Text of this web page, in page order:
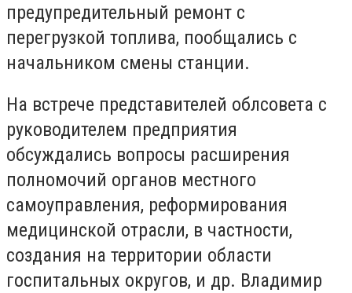
предупредительный ремонт с
перегрузкой топлива, пообщались с
начальником смены станции.
На встрече представителей облсовета с
руководителем предприятия
обсуждались вопросы расширения
полномочий органов местного
самоуправления, реформирования
медицинской отрасли, в частности,
создания на территории области
госпитальных округов, и др. Владимир